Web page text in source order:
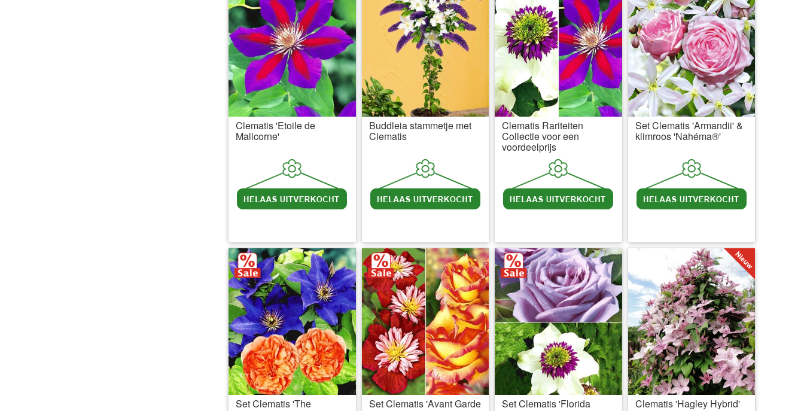
Clematis 'Etoile de
Malicorne'
Buddleia stammetje met
Clematis
Clematis Rariteiten
Collectie voor een
voordeelprijs
Set Clematis 'Armandii' &
klimroos 'Nahéma®'
Set Clematis 'The Set Clematis 'Avant Garde Set Clematis 'Florida Clematis 'Hagley Hybrid'